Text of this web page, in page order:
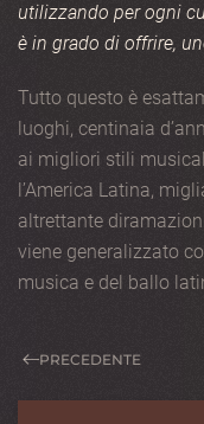
utilizzando per ogni
è in grado di offrire,
Tutto questo è
luoghi, centinaia
ai migliori stili
l’America Latina,
altrettante
viene generalizzato
musica e del ballo
PRECEDENTE